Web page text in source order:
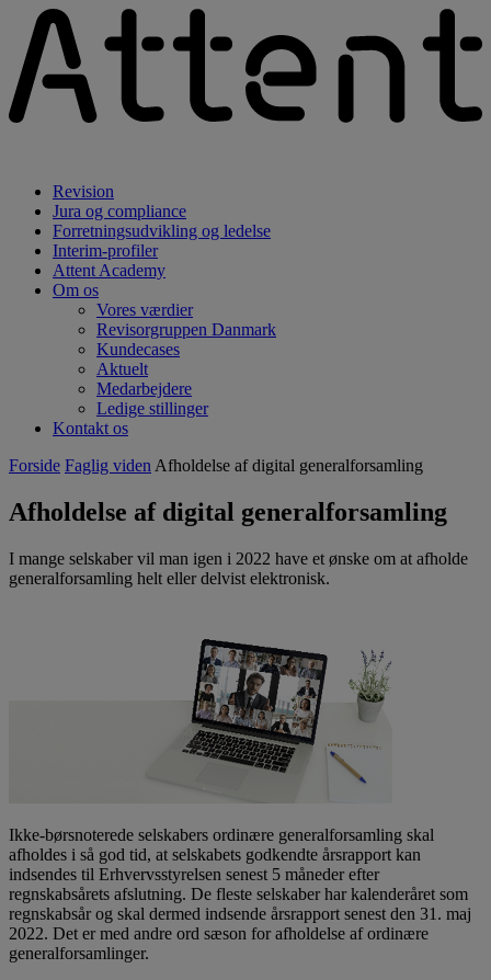
Revision
Jura og compliance
Forretningsudvikling og ledelse
Interim-profiler
Attent Academy
Om os
Vores værdier
Revisorgruppen Danmark
Kundecases
Aktuelt
Medarbejdere
Ledige stillinger
Kontakt os
Forside Faglig viden Afholdelse af digital generalforsamling
Afholdelse af digital generalforsamling
I mange selskaber vil man igen i 2022 have et ønske om at afholde
generalforsamling helt eller delvist elektronisk.
Ikke-børsnoterede selskabers ordinære generalforsamling skal
afholdes i så god tid, at selskabets godkendte årsrapport kan
indsendes til Erhvervsstyrelsen senest 5 måneder efter
regnskabsårets afslutning. De fleste selskaber har kalenderåret som
regnskabsår og skal dermed indsende årsrapport senest den 31. maj
2022. Det er med andre ord sæson for afholdelse af ordinære
generalforsamlinger.